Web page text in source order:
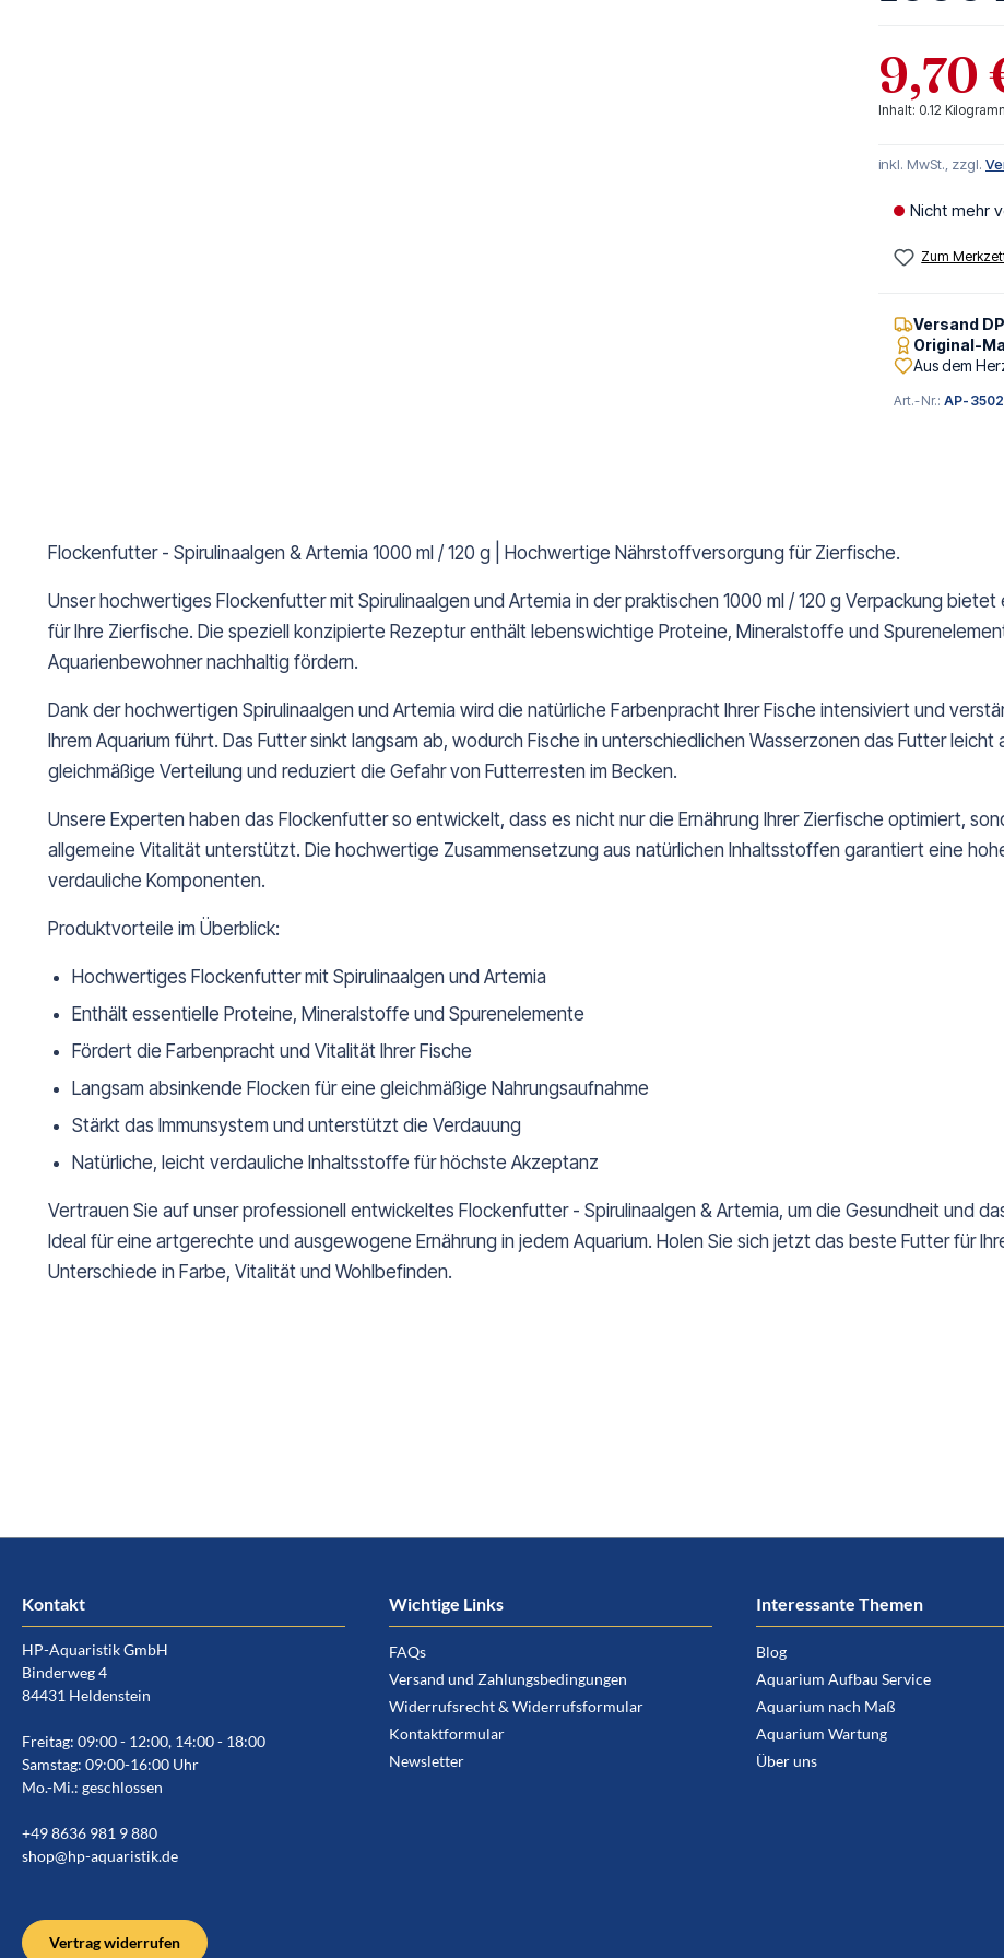
9,70
Inhalt: 0.12
inkl. MwSt., zzgl.
Nicht mehr
Zum
Versand
Original-
Aus dem
Art.-Nr.:AP-3502
Flockenfutter - Spirulinaalgen & Artemia 1000 ml / 120 g | Hochwertige Nährstoffversorgung für Zierfische.
Unser hochwertiges Flockenfutter mit Spirulinaalgen und Artemia in der praktischen 1000 ml / 120 g Verpackung
für Ihre Zierfische. Die speziell konzipierte Rezeptur enthält lebenswichtige Proteine, Mineralstoffe und
Aquarienbewohner nachhaltig fördern.
Dank der hochwertigen Spirulinaalgen und Artemia wird die natürliche Farbenpracht Ihrer Fische intensiviert und
Ihrem Aquarium führt. Das Futter sinkt langsam ab, wodurch Fische in unterschiedlichen Wasserzonen das Futter
gleichmäßige Verteilung und reduziert die Gefahr von Futterresten im Becken.
Unsere Experten haben das Flockenfutter so entwickelt, dass es nicht nur die Ernährung Ihrer Zierfische optimiert,
allgemeine Vitalität unterstützt. Die hochwertige Zusammensetzung aus natürlichen Inhaltsstoffen garantiert eine
verdauliche Komponenten.
Produktvorteile im Überblick:
Hochwertiges Flockenfutter mit Spirulinaalgen und Artemia
Enthält essentielle Proteine, Mineralstoffe und Spurenelemente
Fördert die Farbenpracht und Vitalität Ihrer Fische
Langsam absinkende Flocken für eine gleichmäßige Nahrungsaufnahme
Stärkt das Immunsystem und unterstützt die Verdauung
Natürliche, leicht verdauliche Inhaltsstoffe für höchste Akzeptanz
Vertrauen Sie auf unser professionell entwickeltes Flockenfutter - Spirulinaalgen & Artemia, um die Gesundheit und
Ideal für eine artgerechte und ausgewogene Ernährung in jedem Aquarium. Holen Sie sich jetzt das beste Futter für
Unterschiede in Farbe, Vitalität und Wohlbefinden.
Kontakt
HP-Aquaristik GmbH
Binderweg 4
84431 Heldenstein
Freitag: 09:00 - 12:00, 14:00 - 18:00
Samstag: 09:00-16:00 Uhr
Mo.-Mi.: geschlossen
+49 8636 981 9 880
shop@hp-aquaristik.de
Vertrag widerrufen
Wichtige Links
FAQs
Versand und Zahlungsbedingungen
Widerrufsrecht & Widerrufsformular
Kontaktformular
Newsletter
Interessante Themen
Blog
Aquarium Aufbau Service
Aquarium nach Maß
Aquarium Wartung
Über uns